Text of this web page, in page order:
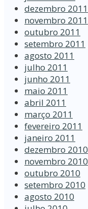
dezembro 2011
novembro 2011
outubro 2011
setembro 2011
agosto 2011
julho 2011
junho 2011
maio 2011
abril 2011
março 2011
fevereiro 2011
janeiro 2011
dezembro 2010
novembro 2010
outubro 2010
setembro 2010
agosto 2010